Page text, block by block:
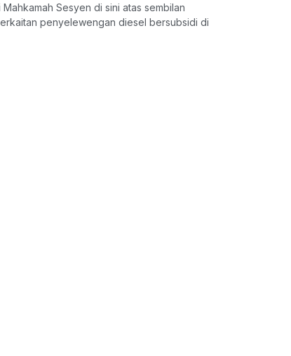
Mahkamah Sesyen di sini atas sembilan
penyelewengan diesel bersubsidi di